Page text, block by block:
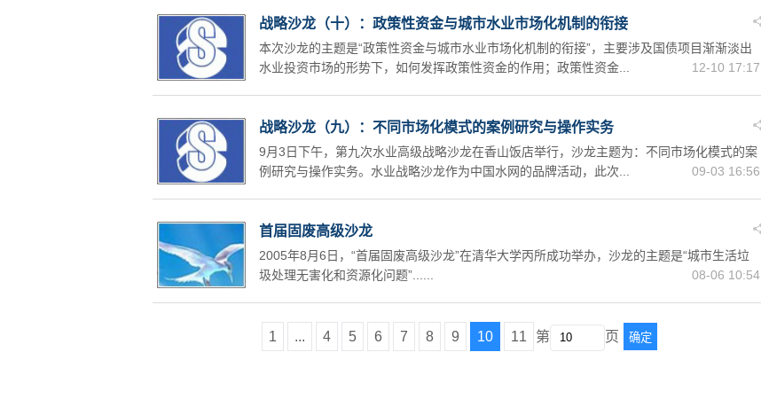
战略沙龙（十）：政策性资金与城市水业市场化机制的衔接
本次沙龙的主题是“政策性资金与城市水业市场化机制的衔接”，主要涉及国债项目渐渐淡出
水业投资市场的形势下，如何发挥政策性资金的作用；政策性资金...
12-10 17:17
战略沙龙（九）：不同市场化模式的案例研究与操作实务
9月3日下午，第九次水业高级战略沙龙在香山饭店举行，沙龙主题为：不同市场化模式的案
例研究与操作实务。水业战略沙龙作为中国水网的品牌活动，此次...
09-03 16:56
首届固废高级沙龙
2005年8月6日，“首届固废高级沙龙”在清华大学丙所成功举办，沙龙的主题是“城市生活垃
圾处理无害化和资源化问题”......
08-06 10:54
1 ... 4 5 6 7 8 9 10 11 第 页 确定